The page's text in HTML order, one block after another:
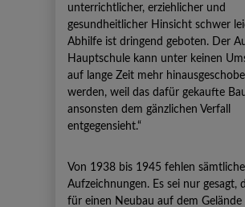
unterrichtlicher, erziehlicher und
gesundheitlicher Hinsicht schwer
Abhilfe ist dringend geboten. Der
Hauptschule kann unter keinen
auf lange Zeit mehr
werden, weil das dafür gekaufte
ansonsten dem gänzlichen Verfall
entgegensieht.“
Von 1938 bis 1945 fehlen sämtliche
Aufzeichnungen. Es sei nur gesagt,
für einen Neubau auf dem Gelände